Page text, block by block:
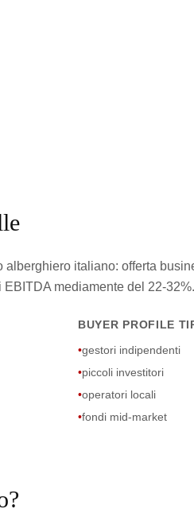
italiano: offerta
mediamente del 22-32%.
BUYER PROFILE
•gestori indipendenti
•piccoli investitori
•operatori locali
•fondi mid-market